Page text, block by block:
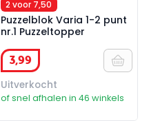
2 voor 7,50
Puzzelblok Varia 1-2 punt
nr.1 Puzzeltopper
3,99
Uitverkocht
of snel afhalen in 46 winkels